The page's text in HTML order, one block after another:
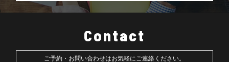
Contact
ご予約・お問い合わせはお気軽にご連絡ください。